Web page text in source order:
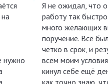
нужно
Я не ожидал, что
работу так
много желающих
поручение. Всё
чётко в срок, и
всем моим
кинул себе ещё